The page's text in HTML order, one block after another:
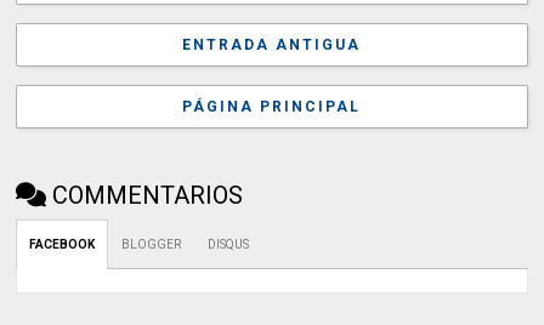
ENTRADA ANTIGUA
PÁGINA PRINCIPAL
COMMENTARIOS
FACEBOOK BLOGGER DISQUS